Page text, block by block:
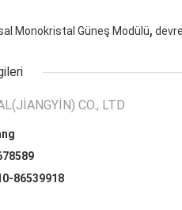
Monokristal Güneş Modülü,
CO., LTD
86539918